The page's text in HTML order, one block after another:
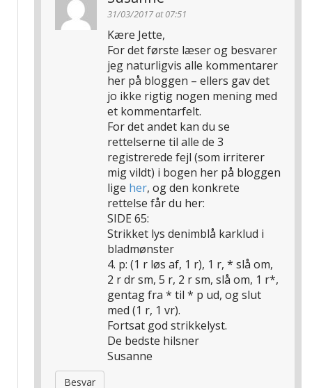
31/03/2017 at 07:51
Kære Jette,
For det første læser og besvarer
jeg naturligvis alle kommentarer
her på bloggen – ellers gav det
jo ikke rigtig nogen mening med
et kommentarfelt.
For det andet kan du se
rettelserne til alle de 3
registrerede fejl (som irriterer
mig vildt) i bogen her på bloggen
lige her, og den konkrete
rettelse får du her:
SIDE 65:
Strikket lys denimblå karklud i
bladmønster
4. p: (1 r løs af, 1 r), 1 r, * slå om,
2 r dr sm, 5 r, 2 r sm, slå om, 1 r*,
gentag fra * til * p ud, og slut
med (1 r, 1 vr).
Fortsat god strikkelyst.
De bedste hilsner
Susanne
Besvar